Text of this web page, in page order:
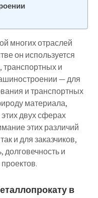
многих отраслей
он используется
транспортных и
— для
и транспортных
материала,
двух сферах
этих различий
и для заказчиков,
долговечность и
в